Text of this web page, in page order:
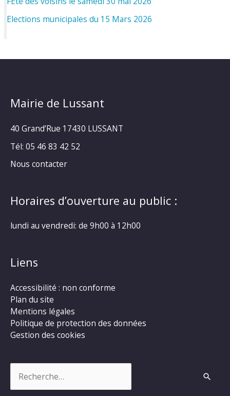
Elections municipales du 15 Mars 2026
Mairie de Lussant
40 Grand’Rue 17430 LUSSANT
Tél: 05 46 83 42 52
Nous contacter
Horaires d’ouverture au public :
lundi au vendredi: de 9h00 à 12h00
Liens
Accessibilité : non conforme
Plan du site
Mentions légales
Politique de protection des données
Gestion des cookies